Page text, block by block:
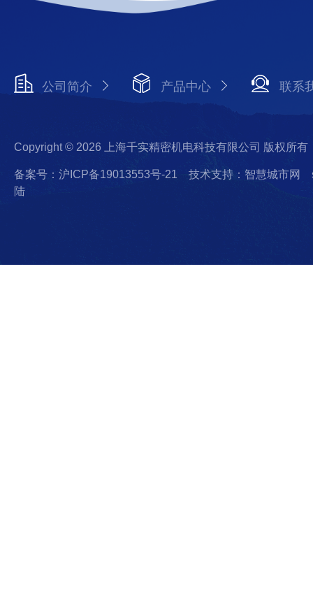
公司简介 产品中心 联系
Copyright © 2026 上海千实精密机电科技有限公司 版权所有
备案号：沪ICP备19013553号-21 技术支持：智慧城市网
陆